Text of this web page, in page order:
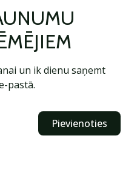
un ik dienu saņemt
pastā.
Pievienoties